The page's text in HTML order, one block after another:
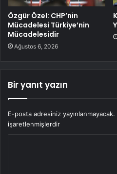
Özgür Özel: CHP’nin
Mücadelesi Türkiye’nin
Mücadelesidir
Ağustos 6, 2026
Bir yanıt yazın
E-posta adresiniz yayınlanmayacak.
işaretlenmişlerdir